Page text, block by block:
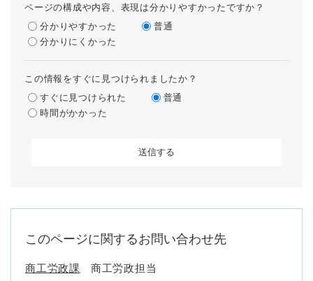
ページの構成や内容、表現は分かりやすかったですか？
分かりやすかった
普通
分かりにくかった
この情報をすぐに見つけられましたか？
すぐに見つけられた
普通
時間がかかった
このページに関するお問い合わせ先
商工労政課 商工労政担当